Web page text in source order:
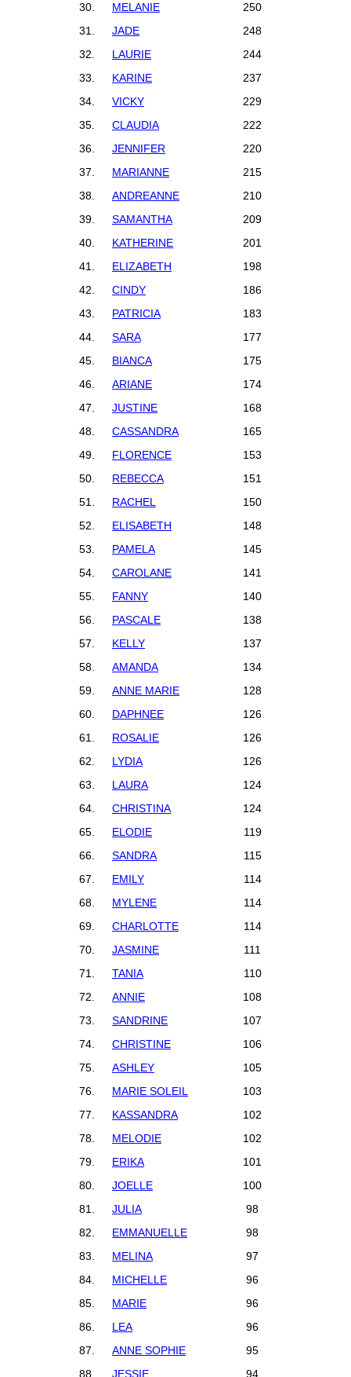
30.
MELANIE
250
31.
JADE
248
32.
LAURIE
244
33.
KARINE
237
34.
VICKY
229
35.
CLAUDIA
222
36.
JENNIFER
220
37.
MARIANNE
215
38.
ANDREANNE
210
39.
SAMANTHA
209
40.
KATHERINE
201
41.
ELIZABETH
198
42.
CINDY
186
43.
PATRICIA
183
44.
SARA
177
45.
BIANCA
175
46.
ARIANE
174
47.
JUSTINE
168
48.
CASSANDRA
165
49.
FLORENCE
153
50.
REBECCA
151
51.
RACHEL
150
52.
ELISABETH
148
53.
PAMELA
145
54.
CAROLANE
141
55.
FANNY
140
56.
PASCALE
138
57.
KELLY
137
58.
AMANDA
134
59.
ANNE MARIE
128
60.
DAPHNEE
126
61.
ROSALIE
126
62.
LYDIA
126
63.
LAURA
124
64.
CHRISTINA
124
65.
ELODIE
119
66.
SANDRA
115
67.
EMILY
114
68.
MYLENE
114
69.
CHARLOTTE
114
70.
JASMINE
111
71.
TANIA
110
72.
ANNIE
108
73.
SANDRINE
107
74.
CHRISTINE
106
75.
ASHLEY
105
76.
MARIE SOLEIL
103
77.
KASSANDRA
102
78.
MELODIE
102
79.
ERIKA
101
80.
JOELLE
100
81.
JULIA
98
82.
EMMANUELLE
98
83.
MELINA
97
84.
MICHELLE
96
85.
MARIE
96
86.
LEA
96
87.
ANNE SOPHIE
95
88.
JESSIE 94